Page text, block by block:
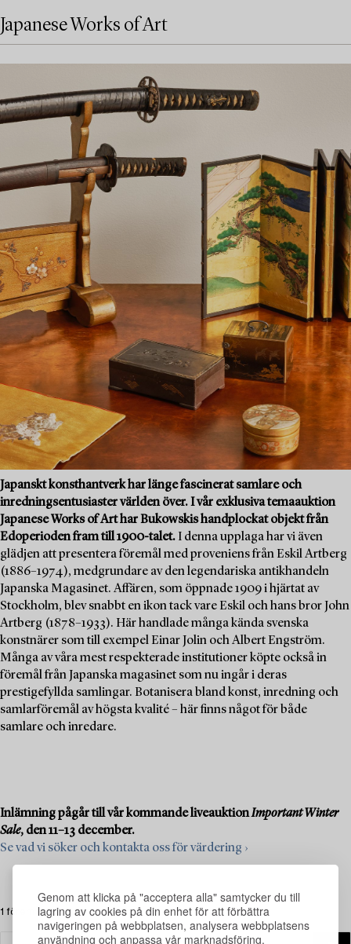
Genom att klicka på "acceptera alla" samtycker du till
lagring av cookies på din enhet för att förbättra
navigeringen på webbplatsen, analysera webbplatsens
användning och anpassa vår marknadsföring.
Japanese Works of Art
Japanskt konsthantverk har länge fascinerat samlare och
inredningsentusiaster världen över. I vår exklusiva temaauktion
Japanese Works of Art har Bukowskis handplockat objekt från
Edoperioden fram till 1900-talet. I denna upplaga har vi även
glädjen att presentera föremål med proveniens från Eskil Artberg
(1886–1974), medgrundare av den legendariska antikhandeln
Japanska Magasinet. Affären, som öppnade 1909 i hjärtat av
Stockholm, blev snabbt en ikon tack vare Eskil och hans bror John
Artberg (1878–1933). Här handlade många kända svenska
konstnärer som till exempel Einar Jolin och Albert Engström.
Många av våra mest respekterade institutioner köpte också in
föremål från Japanska magasinet som nu ingår i deras
prestigefyllda samlingar. Botanisera bland konst, inredning och
samlarföremål av högsta kvalité – här finns något för både
samlare och inredare.
Inlämning pågår till vår kommande liveauktionImportant Winter
Sale, den 11–13 december.
Se vad vi söker och kontakta oss för värdering ›
1 föremål